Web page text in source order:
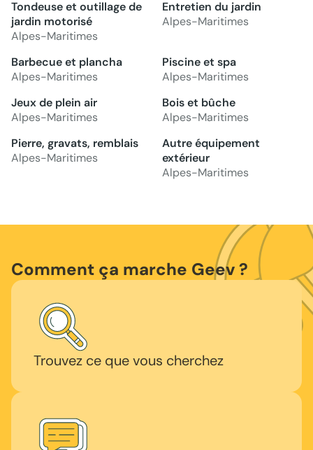
Tondeuse et outillage de
jardin motorisé
Alpes-Maritimes
Entretien du jardin
Alpes-Maritimes
Barbecue et plancha
Alpes-Maritimes
Piscine et spa
Alpes-Maritimes
Jeux de plein air
Alpes-Maritimes
Bois et bûche
Alpes-Maritimes
Pierre, gravats, remblais
Alpes-Maritimes
Autre équipement
extérieur
Alpes-Maritimes
Comment ça marche Geev ?
Trouvez ce que vous cherchez